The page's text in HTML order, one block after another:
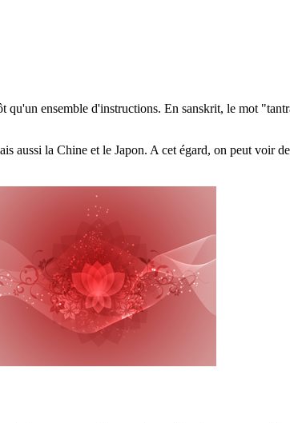
ensemble d'instructions. En sanskrit, le mot
aussi la Chine et le Japon. A cet égard, on peut voir